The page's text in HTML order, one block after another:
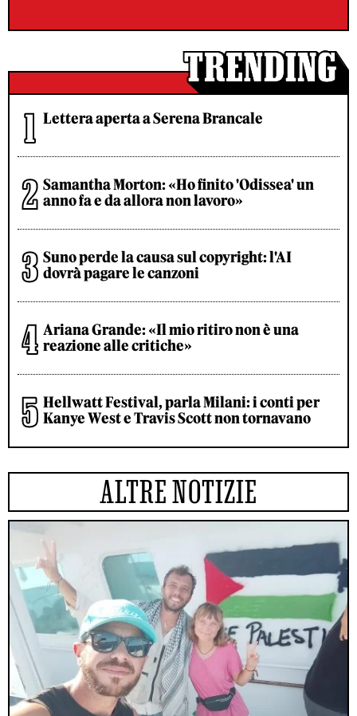
Lettera aperta a Serena Brancale
Samantha Morton: «Ho finito 'Odissea' un
anno fa e da allora non lavoro»
Suno perde la causa sul copyright: l'AI
dovrà pagare le canzoni
Ariana Grande: «Il mio ritiro non è una
reazione alle critiche»
Hellwatt Festival, parla Milani: i conti per
Kanye West e Travis Scott non tornavano
ALTRE NOTIZIE